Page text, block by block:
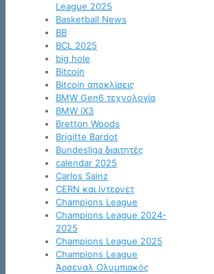
League 2025
Basketball News
BB
BCL 2025
big hole
Bitcoin
Bitcoin αποκλίσεις
BMW Gen6 τεχνολογία
BMW iX3
Bretton Woods
Brigitte Bardot
Bundesliga διαιτητές
calendar 2025
Carlos Sainz
CERN και ίντερνετ
Champions League
Champions League 2024-
2025
Champions League 2025
Champions League
Άρσεναλ Ολυμπιακός